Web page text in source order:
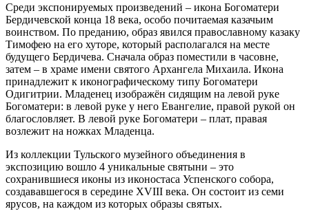
Среди экспонируемых произведений – икона Богоматери
Бердичевской конца 18 века, особо почитаемая казачьим
воинством. По преданию, образ явился православному казаку
Тимофею на его хуторе, который располагался на месте
будущего Бердичева. Сначала образ поместили в часовне,
затем – в храме имени святого Архангела Михаила. Икона
принадлежит к иконографическому типу Богоматери
Одигитрии. Младенец изображён сидящим на левой руке
Богоматери: в левой руке у него Евангелие, правой рукой он
благословляет. В левой руке Богоматери – плат, правая
возлежит на ножках Младенца.
Из коллекции Тульского музейного объединения в
экспозицию вошло 4 уникальные святыни – это
сохранившиеся иконы из иконостаса Успенского собора,
создававшегося в середине XVIII века. Он состоит из семи
ярусов, на каждом из которых образы святых.